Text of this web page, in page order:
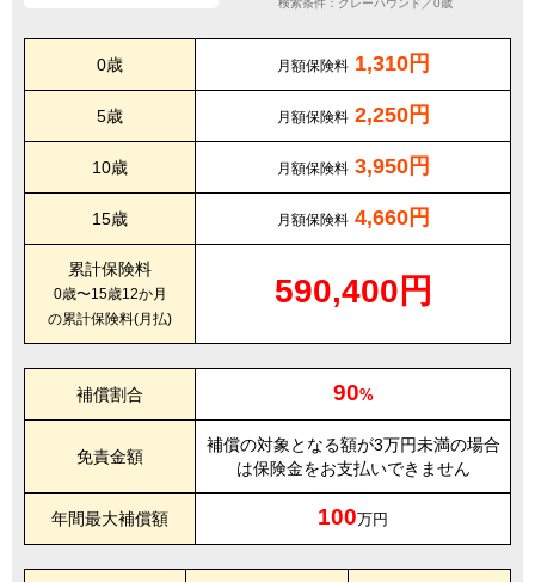
検索条件：グレーハウンド／0歳
0歳 月額保険料 1,310円
5歳 月額保険料 2,250円
10歳 月額保険料 3,950円
15歳 月額保険料 4,660円
累計保険料
0歳〜15歳12か月
の累計保険料(月払)
590,400円
補償割合 90%
免責金額
補償の対象となる額が3万円未満の場合
は保険金をお支払いできません
年間最大補償額 100万円